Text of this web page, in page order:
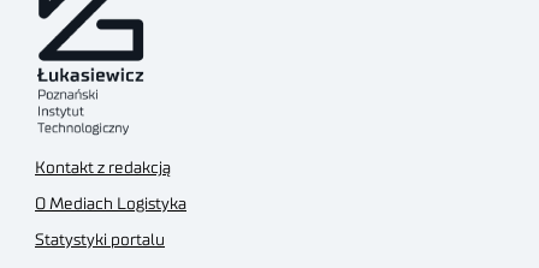
Kontakt z redakcją
O Mediach Logistyka
Statystyki portalu